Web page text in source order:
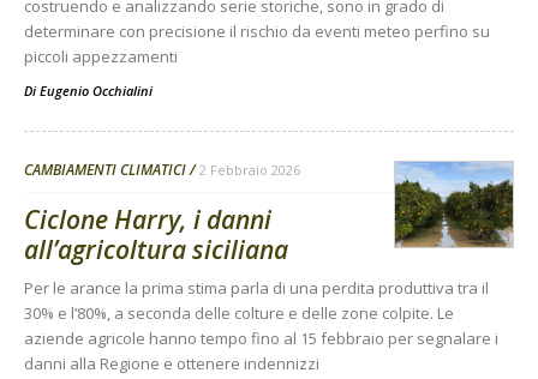
costruendo e analizzando serie storiche, sono in grado di
determinare con precisione il rischio da eventi meteo perfino su
piccoli appezzamenti
Di Eugenio Occhialini
CAMBIAMENTI CLIMATICI 2 Febbraio 2026
Ciclone Harry, i danni
all’agricoltura siciliana
Per le arance la prima stima parla di una perdita produttiva tra il
30% e l’80%, a seconda delle colture e delle zone colpite. Le
aziende agricole hanno tempo fino al 15 febbraio per segnalare i
danni alla Regione e ottenere indennizzi